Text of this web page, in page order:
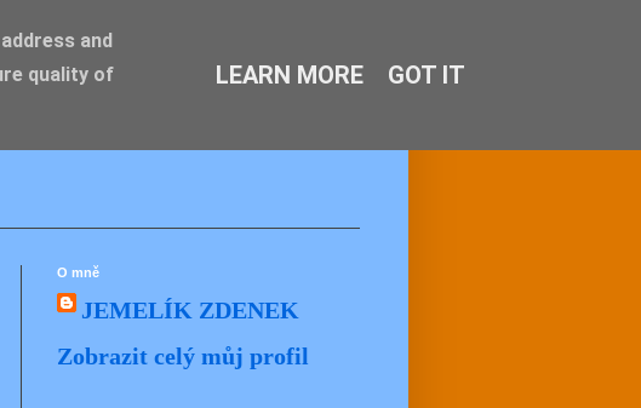
O mně
JEMELÍK ZDENEK
Zobrazit celý můj profil
and
quality of
LEARN MORE GOT IT